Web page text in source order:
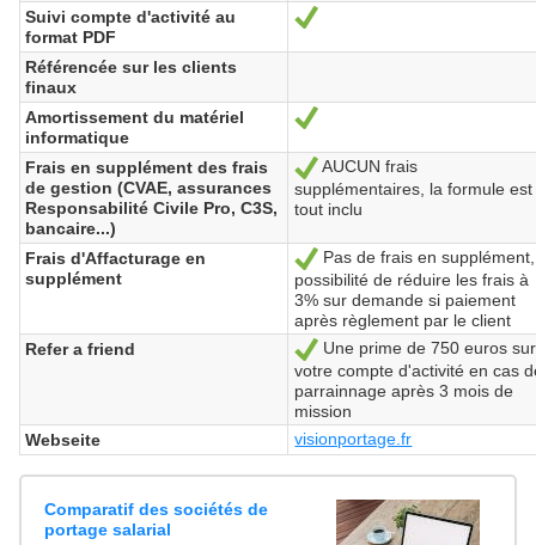
Suivi compte d'activité au
format PDF
Ja
Référencée sur les clients
finaux
Amortissement du matériel
informatique
Ja
Frais en supplément des frais
de gestion (CVAE, assurances
Responsabilité Civile Pro, C3S,
bancaire...)
Ja
AUCUN frais
supplémentaires, la formule est
tout inclu
Frais d'Affacturage en
supplément
Ja
Pas de frais en supplément,
possibilité de réduire les frais à
3% sur demande si paiement
après règlement par le client
Refer a friend
Ja
Une prime de 750 euros sur
votre compte d'activité en cas
parrainnage après 3 mois de
mission
Webseite
visionportage.fr
Comparatif des sociétés de
portage salarial